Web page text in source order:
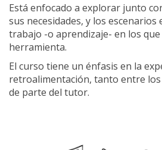
Está enfocado a explorar junto
sus necesidades, y los escenarios
trabajo -o aprendizaje- en los
herramienta.
El curso tiene un énfasis en la
retroalimentación, tanto entre
de parte del tutor.